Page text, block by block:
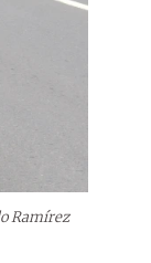
Ramírez